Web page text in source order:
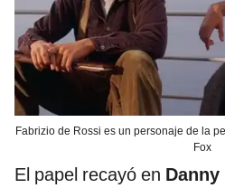
Fabrizio de Rossi es un personaje de la
Fox
El papel recayó en Danny